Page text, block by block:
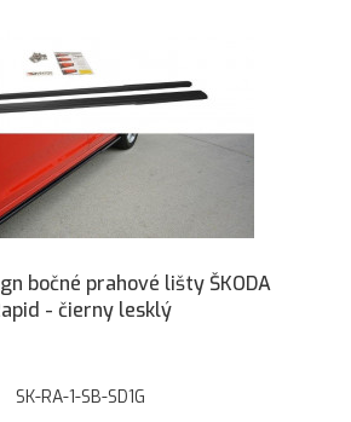
bočné prahové lišty ŠKODA
- čierny lesklý
SK-RA-1-SB-SD1G